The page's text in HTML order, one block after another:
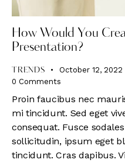
How Would You
Presentation?
TRENDS October 12, 2022
0 Comments
Proin faucibus nec
mi tincidunt. Sed eget
consequat. Fusce
sollicitudin, ipsum eget
tincidunt. Cras dapibus.